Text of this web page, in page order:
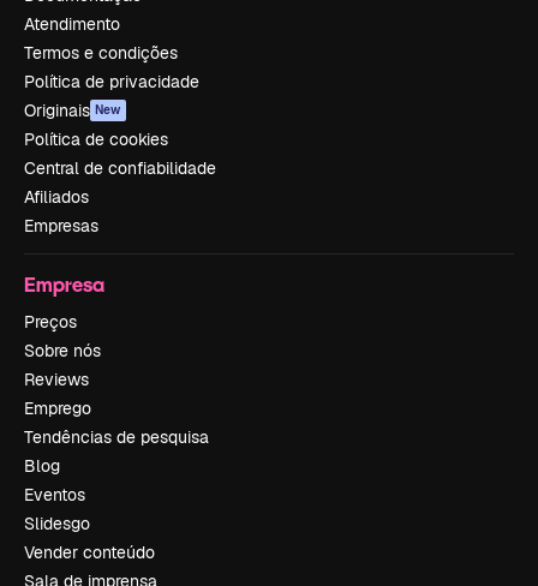
Atendimento
Termos e condições
Política de privacidade
Originais New
Política de cookies
Central de confiabilidade
Afiliados
Empresas
Empresa
Preços
Sobre nós
Reviews
Emprego
Tendências de pesquisa
Blog
Eventos
Slidesgo
Vender conteúdo
Sala de imprensa